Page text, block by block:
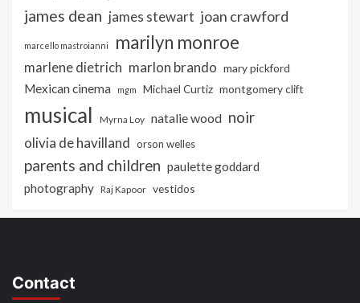
james dean james stewart joan crawford
marcello mastroianni marilyn monroe
marlene dietrich marlon brando mary pickford
Mexican cinema mgm Michael Curtiz montgomery clift
musical Myrna Loy natalie wood noir
olivia de havilland orson welles
parents and children paulette goddard
photography Raj Kapoor vestidos
Contact